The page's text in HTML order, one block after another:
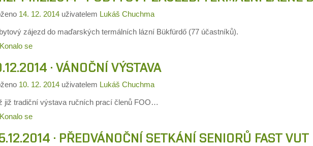
14. 12. 2014 uživatelem Lukáš Chuchma
zájezd do maďarských termálních lázní Bükfürdő (77 účastníků).
Konalo se
· VÁNOČNÍ VÝSTAVA
10. 12. 2014 uživatelem Lukáš Chuchma
již tradiční výstava ručních prací členů FOO…
Konalo se
· PŘEDVÁNOČNÍ SETKÁNÍ SENIORŮ FAST VUT